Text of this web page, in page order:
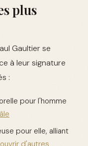
plus
Gaultier se
à leur signature
:
pour l'homme
pour elle, alliant
d'autres